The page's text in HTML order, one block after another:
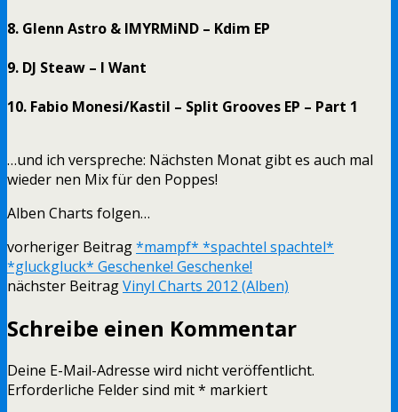
8. Glenn Astro & IMYRMiND ‎– Kdim EP
9. DJ Steaw – I Want
10. Fabio Monesi/Kastil ‎– Split Grooves EP – Part 1
…und ich verspreche: Nächsten Monat gibt es auch mal
wieder nen Mix für den Poppes!
Alben Charts folgen…
vorheriger Beitrag*mampf* *spachtel spachtel*
*gluckgluck* Geschenke! Geschenke!
nächster BeitragVinyl Charts 2012 (Alben)
Schreibe einen Kommentar
Deine E-Mail-Adresse wird nicht veröffentlicht.
Erforderliche Felder sind mit* markiert